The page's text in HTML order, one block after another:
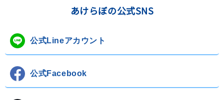
あけらぼの公式SNS
公式Lineアカウント
公式Facebook